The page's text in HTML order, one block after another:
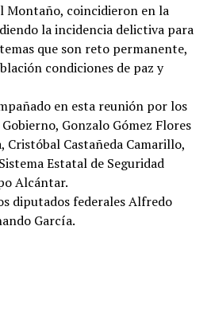
Montaño, coincidieron en la
la incidencia delictiva para
que son reto permanente,
condiciones de paz y
en esta reunión por los
Gonzalo Gómez Flores
Cristóbal Castañeda Camarillo,
Estatal de Seguridad
Alcántar.
diputados federales Alfredo
García.